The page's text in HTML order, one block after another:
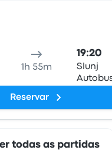
1h 55m
19:20
Slunj
Reservar
todas as partidas